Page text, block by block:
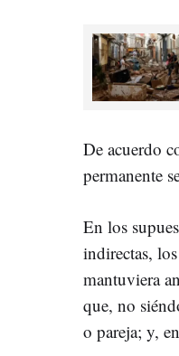
De acuerdo
permanente
En los
indirectas, los
mantuviera
que, no
o pareja; y,